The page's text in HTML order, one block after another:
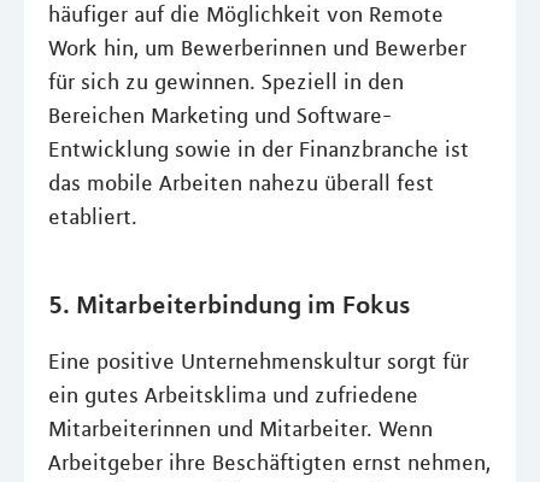
häufiger auf die Möglichkeit von Remote
Work hin, um Bewerberinnen und Bewerber
für sich zu gewinnen. Speziell in den
Bereichen Marketing und Software-
Entwicklung sowie in der Finanzbranche ist
das mobile Arbeiten nahezu überall fest
etabliert.
5. Mitarbeiterbindung im Fokus
Eine positive Unternehmenskultur sorgt für
ein gutes Arbeitsklima und zufriedene
Mitarbeiterinnen und Mitarbeiter. Wenn
Arbeitgeber ihre Beschäftigten ernst nehmen,